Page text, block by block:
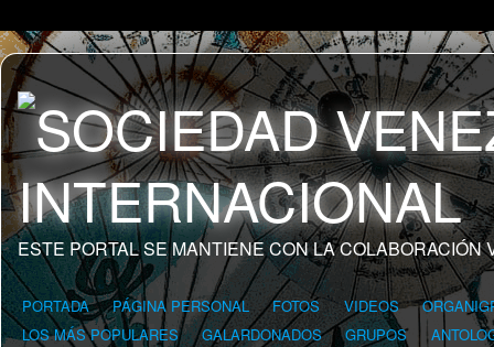
ESTE PORTAL SE MANTIENE CON LA COLABORACIÓN
PORTADA PÁGINA PERSONAL FOTOS VIDEOS
LOS MÁS POPULARES
GALARDONADOS GRUPOS